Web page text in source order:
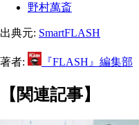
野村萬斎
出典元: SmartFLASH
著者: 『FLASH』編集部
【関連記事】